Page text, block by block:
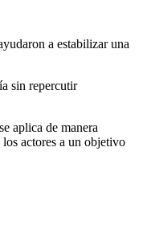
a estabilizar una
sin repercutir
aplica de manera
actores a un objetivo